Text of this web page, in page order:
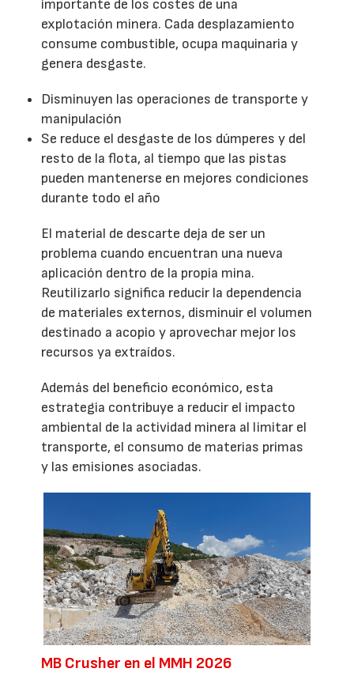
importante de los costes de una
explotación minera. Cada desplazamiento
consume combustible, ocupa maquinaria y
genera desgaste.
Disminuyen las operaciones de transporte y
manipulación
Se reduce el desgaste de los dúmperes y del
resto de la flota, al tiempo que las pistas
pueden mantenerse en mejores condiciones
durante todo el año
El material de descarte deja de ser un
problema cuando encuentran una nueva
aplicación dentro de la propia mina.
Reutilizarlo significa reducir la dependencia
de materiales externos, disminuir el volumen
destinado a acopio y aprovechar mejor los
recursos ya extraídos.
Además del beneficio económico, esta
estrategia contribuye a reducir el impacto
ambiental de la actividad minera al limitar el
transporte, el consumo de materias primas
y las emisiones asociadas.
MB Crusher en el MMH 2026